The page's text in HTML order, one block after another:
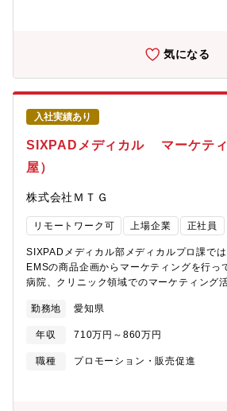
る世界観を実現予定で、産婦人科領域シェ
だ後、事業全体をリードする役割を担って
る仕入れ・プロモーション施策の提案、新
等）■医療系電子書籍の仕入れ～発売まで
作は行いません■医療系電子書籍ECサイト
ン施策の検討・実施・改善■サブスクリプ
運用、プロモーション施策の検討・実施・
画／開発（自社事業化・M&A／JVなど問わ
関係部門との連携・調整など上記の通り、
が、コンテンツ領域のサスティナブルな成
を問わず、全て責任を持って遂行いただく
ムスリーが運営する「m3.com」は、日本最
プラットフォームです。医師、薬剤師、技
利用し、国内外のパートナーと連携しなが
中で、ドクターベネフィットグループのコ
のような事業を展開しています。■m3.com
の医学書電子書籍プラットフォーム■医療情
ブスクリプションサービス：医療従事者・
進し、事業のさらなる成長を目指します。
気になる
入社実績あり
SIXPADメディカル マーケティ
屋）
株式会社ＭＴＧ
リモートワーク可 上場企業 正社員
SIXPADメディカル部メディカルプロ課で
EMSの商品企画からマーケティングを行っ
病院、クリニック領域でのマーケティング
ィング・プロモーション戦略の立案、推進
展、セミナーを通じた啓蒙活動（3）営業
して整骨院への導入を推進する（4）各種
ション【今後のキャリア】 入社後まずは、治療院、営業、制作メ
院でのSIXPAD活用についてPDCAを回し
勤務地 愛知県
年収 710万円～860万円
職種
プロモーション・販売促進